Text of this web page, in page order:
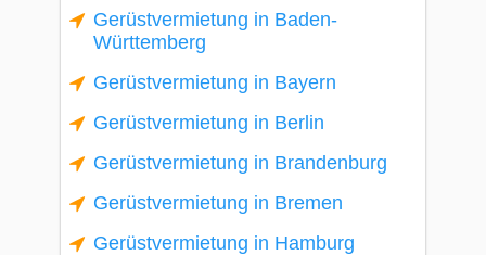
Gerüstvermietung in Baden-
Württemberg
Gerüstvermietung in Bayern
Gerüstvermietung in Berlin
Gerüstvermietung in Brandenburg
Gerüstvermietung in Bremen
Gerüstvermietung in Hamburg